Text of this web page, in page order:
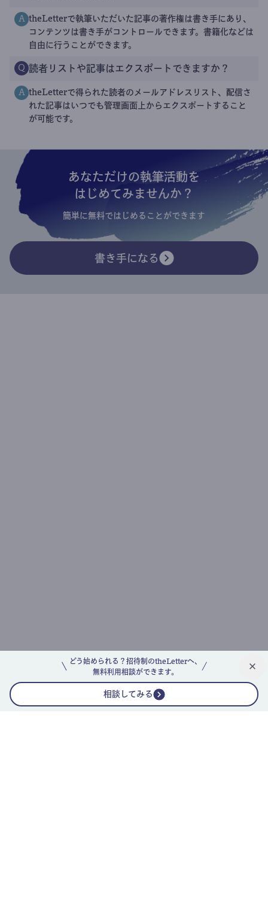
どう始められる？招待制のtheLetterへ、
無料利用相談ができます。
相談してみる
A theLetterで執筆いただいた記事の著作権は書き手にあり、
コンテンツは書き手がコントロールできます。書籍化などは
自由に行うことができます。
Q 読者リストや記事はエクスポートできますか？
A theLetterで得られた読者のメールアドレスリスト、配信さ
れた記事はいつでも管理画面上からエクスポートすること
が可能です。
あなただけの執筆活動を
はじめてみませんか？
簡単に無料ではじめることができます
書き手になる